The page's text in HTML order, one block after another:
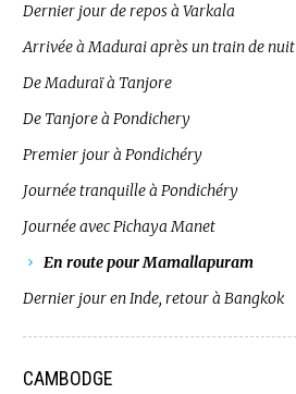
Dernier jour de repos à Varkala
Arrivée à Madurai après un train de nuit
De Maduraï à Tanjore
De Tanjore à Pondichery
Premier jour à Pondichéry
Journée tranquille à Pondichéry
Journée avec Pichaya Manet
En route pour Mamallapuram
Dernier jour en Inde, retour à Bangkok
CAMBODGE